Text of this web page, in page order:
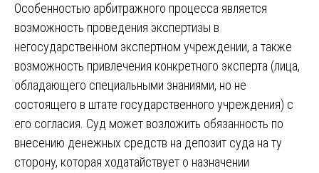
Особенностью арбитражного процесса является
возможность проведения экспертизы в
негосударственном экспертном учреждении, а также
возможность привлечения конкретного эксперта (лица,
обладающего специальными знаниями, но не
состоящего в штате государственного учреждения) с
его согласия. Суд может возложить обязанность по
внесению денежных средств на депозит суда на ту
сторону, которая ходатайствует о назначении